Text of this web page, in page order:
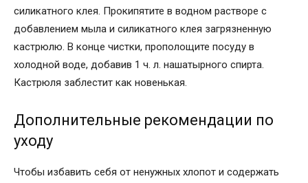
силикатного клея. Прокипятите в водном растворе с
добавлением мыла и силикатного клея загрязненную
кастрюлю. В конце чистки, прополощите посуду в
холодной воде, добавив 1 ч. л. нашатырного спирта.
Кастрюля заблестит как новенькая.
Дополнительные рекомендации по
уходу
Чтобы избавить себя от ненужных хлопот и содержать